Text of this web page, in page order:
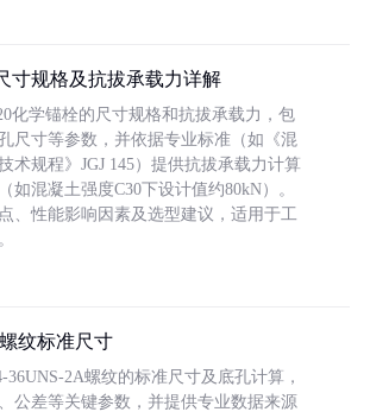
寸规格及抗拔承载力详解
化学锚栓的尺寸规格和抗拔承载力，包
尺寸等参数，并依据专业标准（如《混
术规程》JGJ 145）提供抗拔承载力计算
如混凝土强度C30下设计值约80kN）。
、性能影响因素及选型建议，适用于工
纹标准尺寸
36UNS-2A螺纹的标准尺寸及底孔计算，
公差等关键参数，并提供专业数据来源